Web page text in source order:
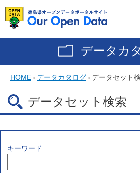
データカ
HOME› データカタログ› データセット
データセット検索
キーワード